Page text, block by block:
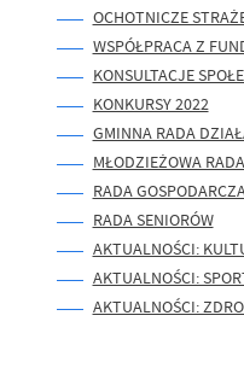
OCHOTNICZE
WSPÓŁPRACA Z
KONSULTACJE
KONKURSY 2022
GMINNA RADA
MŁODZIEŻOWA
RADA
RADA SENIORÓW
AKTUALNOŚCI:
AKTUALNOŚCI:
AKTUALNOŚCI: